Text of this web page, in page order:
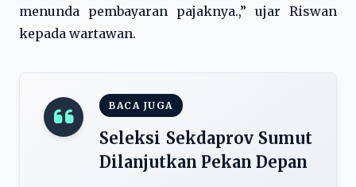
menunda pembayaran pajaknya.,” ujar Riswan
kepada wartawan.
BACA JUGA
Seleksi Sekdaprov Sumut
Dilanjutkan Pekan Depan